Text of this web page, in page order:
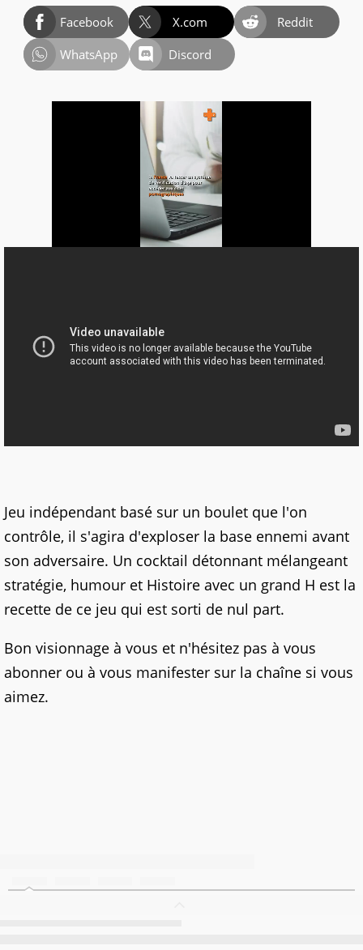
Facebook X.com
Reddit
WhatsApp
Discord
Jeu indépendant basé sur un boulet que l'on
contrôle, il s'agira d'exploser la base ennemi avant
son adversaire. Un cocktail détonnant mélangeant
stratégie, humour et Histoire avec un grand H est la
recette de ce jeu qui est sorti de nul part.
Bon visionnage à vous et n'hésitez pas à vous
abonner ou à vous manifester sur la chaîne si vous
aimez.